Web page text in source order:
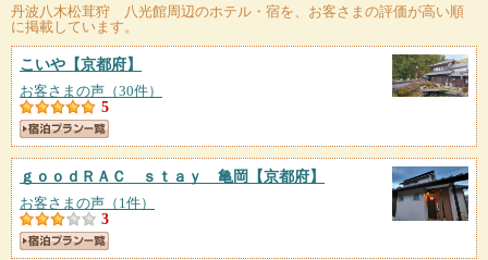
丹波八木松茸狩 八光館周辺のホテル・宿を、お客さまの評価が高い順
に掲載しています。
こいや 【京都府】
お客さまの声（30件）
5
ｇｏｏｄＲＡＣ ｓｔａｙ 亀岡 【京都府】
お客さまの声（1件）
3